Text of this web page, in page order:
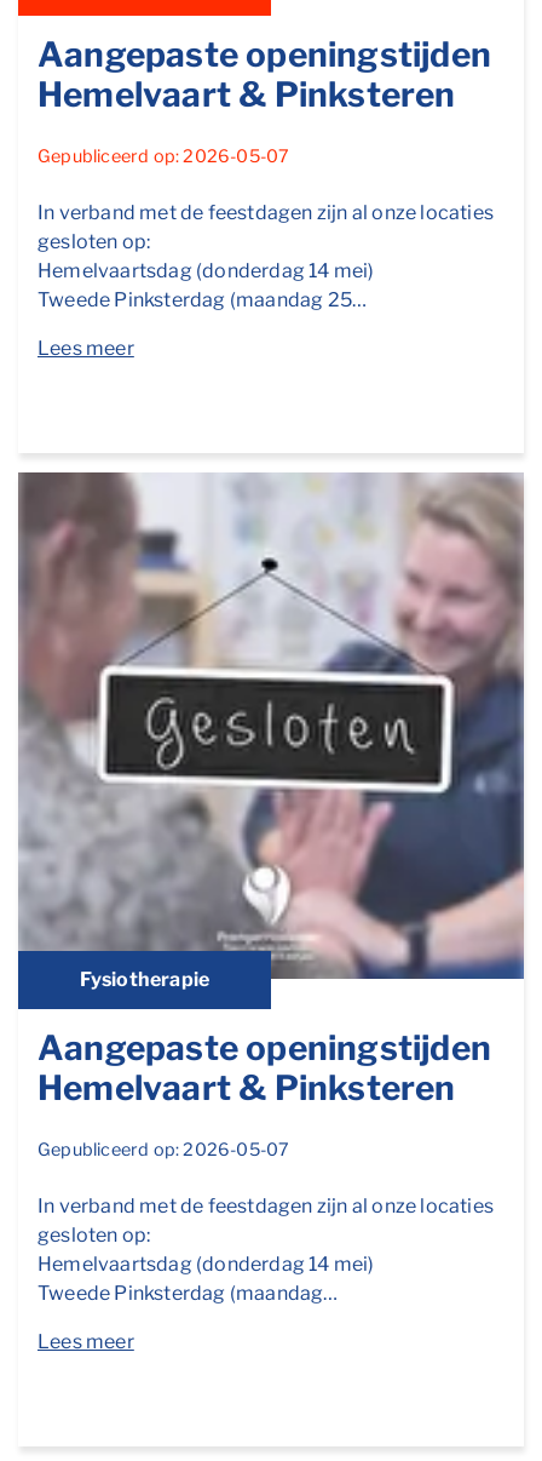
Aangepaste openingstijden
Hemelvaart & Pinksteren
Gepubliceerd op: 2026-05-07
In verband met de feestdagen zijn al onze locaties
gesloten op:
Hemelvaartsdag (donderdag 14 mei)
Tweede Pinksterdag (maandag 25…
Lees meer
Fysiotherapie
Aangepaste openingstijden
Hemelvaart & Pinksteren
Gepubliceerd op: 2026-05-07
In verband met de feestdagen zijn al onze locaties
gesloten op:
Hemelvaartsdag (donderdag 14 mei)
Tweede Pinksterdag (maandag…
Lees meer